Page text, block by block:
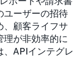
ユーザーの招待
、顧客ライフサ
理が非効率的に
、APIインテグレ